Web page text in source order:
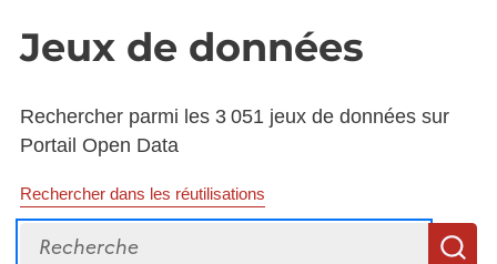
Jeux de données
Rechercher parmi les 3 051 jeux de données sur
Portail Open Data
Rechercher dans les réutilisations
Recherche